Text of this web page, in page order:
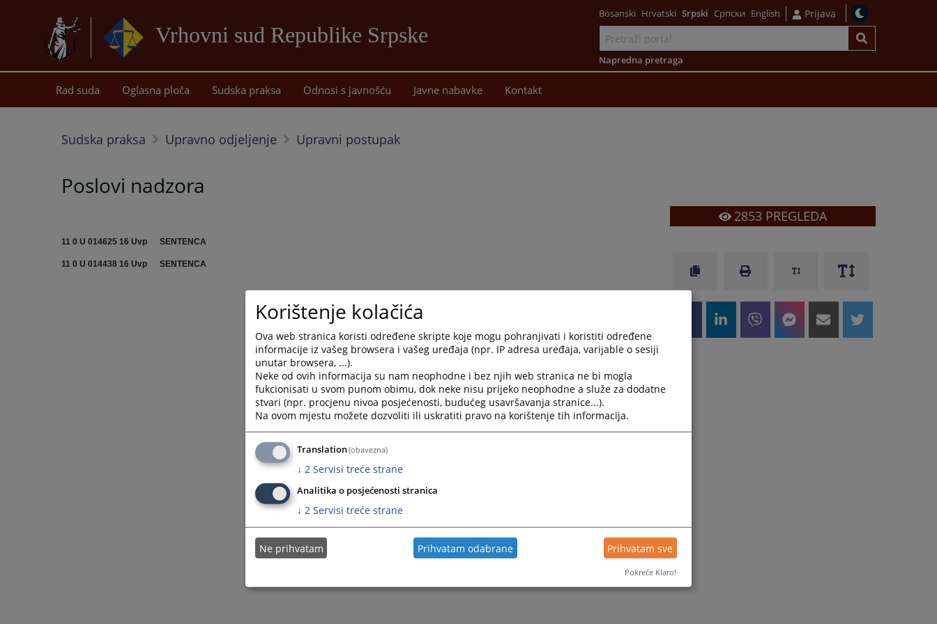
Vrhovni sud Republike Srpske
sadržaj
Bosanski Hrvatski Srpski Српски English Prijava
Napredna pretraga
Rad suda Oglasna ploča Sudska praksa Odnosi s javnošću Javne nabavke Kontakt
Sudska praksa Upravno odjeljenje Upravni postupak
Poslovi nadzora
11 0 U 014625 16 Uvp SENTENCA
11 0 U 014438 16 Uvp SENTENCA
2853PREGLEDA
Korištenje kolačića
Ova web stranica koristi određene skripte koje mogu pohranjivati i koristiti određene
informacije iz vašeg browsera i vašeg uređaja (npr. IP adresa uređaja, varijable o sesiji
unutar browsera, ...).
Neke od ovih informacija su nam neophodne i bez njih web stranica ne bi mogla
fukcionisati u svom punom obimu, dok neke nisu prijeko neophodne a služe za dodatne
stvari (npr. procjenu nivoa posjećenosti, budućeg usavršavanja stranice...).
Na ovom mjestu možete dozvoliti ili uskratiti pravo na korištenje tih informacija.
Translation(obavezna)
↓ 2 Servisi treće strane
Analitika o posjećenosti stranica
↓ 2 Servisi treće strane
Ne prihvatam Prihvatam odabrane Prihvatam sve
Pokreće Klaro!